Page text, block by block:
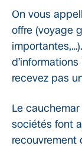
On vous
offre (voyage
recevez pas
Le
sociétés font
recouvrement